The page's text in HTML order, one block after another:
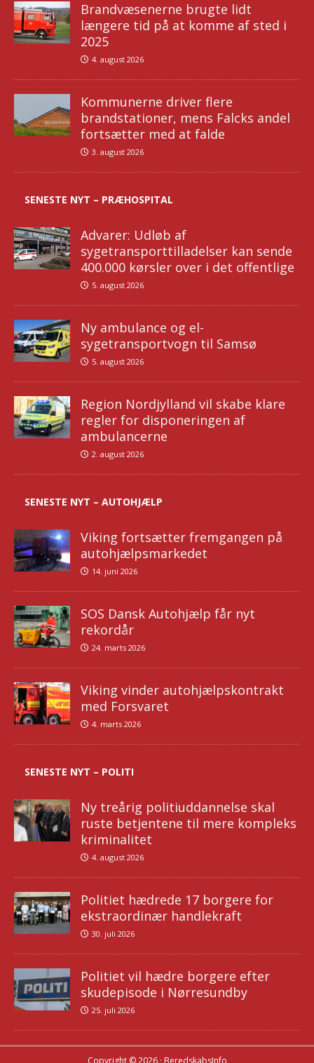
Brandvæsenerne brugte lidt
længere tid på at komme af sted i
2025
4. august 2026
Kommunerne driver flere
brandstationer, mens Falcks andel
fortsætter med at falde
3. august 2026
SENESTE NYT – PRÆHOSPITAL
Advarer: Udløb af
sygetransporttilladelser kan sende
400.000 kørsler over i det offentlige
5. august 2026
Ny ambulance og el-
sygetransportvogn til Samsø
5. august 2026
Region Nordjylland vil skabe klare
regler for disponeringen af
ambulancerne
2. august 2026
SENESTE NYT – AUTOHJÆLP
Viking fortsætter fremgangen på
autohjælpsmarkedet
14. juni 2026
SOS Dansk Autohjælp får nyt
rekordår
24. marts 2026
Viking vinder autohjælpskontrakt
med Forsvaret
4. marts 2026
SENESTE NYT – POLITI
Ny treårig politiuddannelse skal
ruste betjentene til mere kompleks
kriminalitet
4. august 2026
Politiet hædrede 17 borgere for
ekstraordinær handlekraft
30. juli 2026
Politiet vil hædre borgere efter
skudepisode i Nørresundby
25. juli 2026